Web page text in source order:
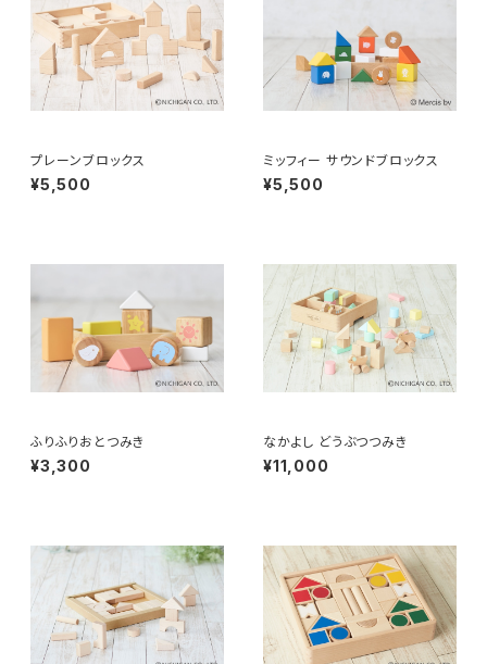
プレーンブロックス
¥5,500
ミッフィー サウンドブロックス
¥5,500
ふりふりおとつみき
¥3,300
なかよし どうぶつつみき
¥11,000